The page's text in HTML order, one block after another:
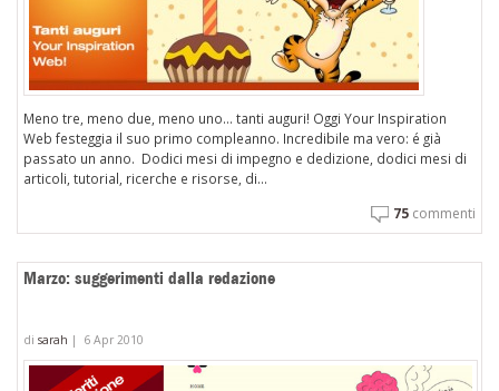
Meno tre, meno due, meno uno… tanti auguri! Oggi Your Inspiration
Web festeggia il suo primo compleanno. Incredibile ma vero: é già
passato un anno. Dodici mesi di impegno e dedizione, dodici mesi di
articoli, tutorial, ricerche e risorse, di...
75 commenti
Marzo: suggerimenti dalla redazione
di sarah | 6 Apr 2010